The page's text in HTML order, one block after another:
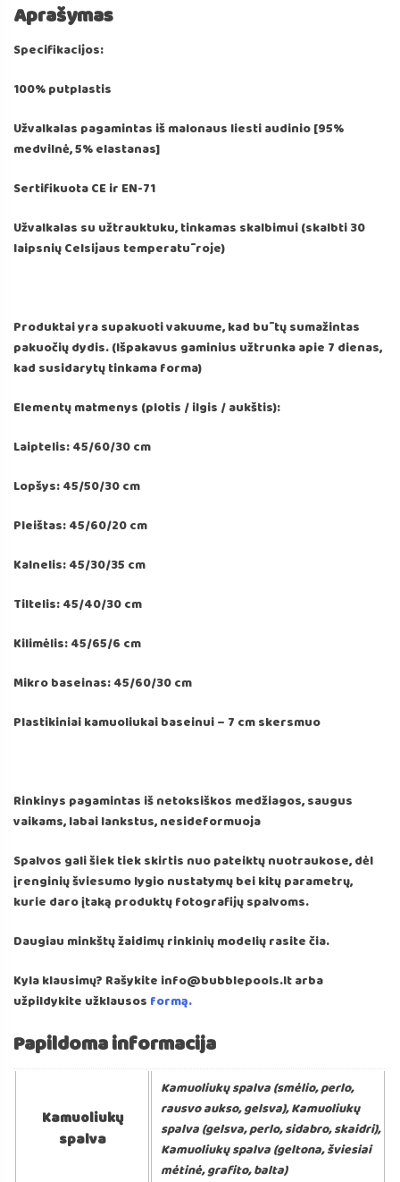
Aprašymas
Specifikacijos:
100% putplastis
Užvalkalas pagamintas iš malonaus liesti audinio [95%
medvilnė, 5% elastanas]
Sertifikuota CE ir EN-71
Užvalkalas su užtrauktuku, tinkamas skalbimui (skalbti 30
laipsnių Celsijaus temperatūroje)
Produktai yra supakuoti vakuume, kad būtų sumažintas
pakuočių dydis. (Išpakavus gaminius užtrunka apie 7 dienas,
kad susidarytų tinkama forma)
Elementų matmenys (plotis / ilgis / aukštis):
Laiptelis: 45/60/30 cm
Lopšys: 45/50/30 cm
Pleištas: 45/60/20 cm
Kalnelis: 45/30/35 cm
Tiltelis: 45/40/30 cm
Kilimėlis: 45/65/6 cm
Mikro baseinas: 45/60/30 cm
Plastikiniai kamuoliukai baseinui – 7 cm skersmuo
Rinkinys pagamintas iš netoksiškos medžiagos, saugus
vaikams, labai lankstus, nesideformuoja
Spalvos gali šiek tiek skirtis nuo pateiktų nuotraukose, dėl
įrenginių šviesumo lygio nustatymų bei kitų parametrų,
kurie daro įtaką produktų fotografijų spalvoms.
Daugiau minkštų žaidimų rinkinių modelių rasite čia.
Kyla klausimų? Rašykite info@bubblepools.lt arba
užpildykite užklausos formą.
Papildoma informacija
Kamuoliukų
spalva
Kamuoliukų spalva (smėlio, perlo,
rausvo aukso, gelsva), Kamuoliukų
spalva (gelsva, perlo, sidabro, skaidri),
Kamuoliukų spalva (geltona, šviesiai
mėtinė, grafito, balta)